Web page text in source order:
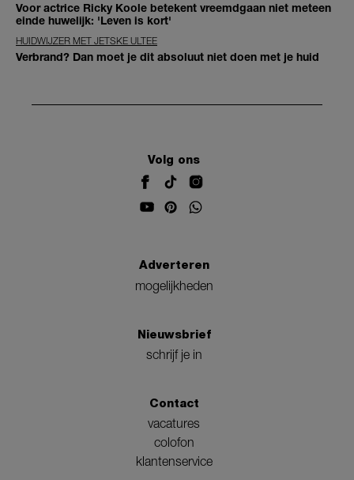
Voor actrice Ricky Koole betekent vreemdgaan niet meteen
einde huwelijk: 'Leven is kort'
HUIDWIJZER MET JETSKE ULTEE
Verbrand? Dan moet je dit absoluut niet doen met je huid
Volg ons
Adverteren
mogelijkheden
Nieuwsbrief
schrijf je in
Contact
vacatures
colofon
klantenservice